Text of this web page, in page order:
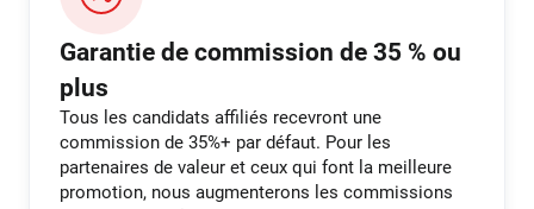
Garantie de commission de 35 % ou
plus
Tous les candidats affiliés recevront une
commission de 35%+ par défaut. Pour les
partenaires de valeur et ceux qui font la meilleure
promotion, nous augmenterons les commissions